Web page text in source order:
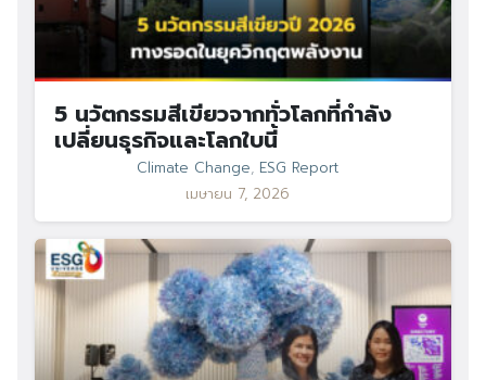
5 นวัตกรรมสีเขียวจากทั่วโลกที่กำลัง
เปลี่ยนธุรกิจและโลกใบนี้
Climate Change, ESG Report
เมษายน 7, 2026